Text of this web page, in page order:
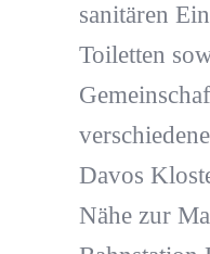
sanitären
Toiletten
Davos
Nähe zur